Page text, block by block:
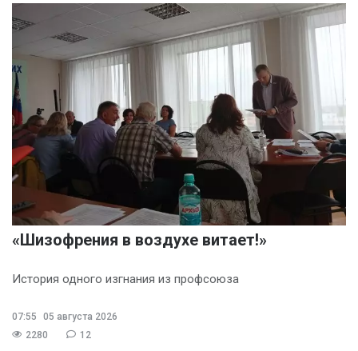
«Шизофрения в воздухе витает!»
История одного изгнания из профсоюза
07:55
05 августа 2026
2280
12